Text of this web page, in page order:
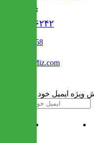
تماس با ما :
۰۲۱۹۱۳۰۶۲۴۲
02122509458
Info@IranMiz.com
ایمیل خود را وارد کنید